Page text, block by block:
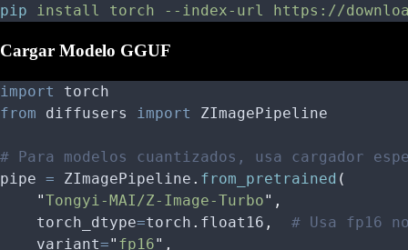
pip install torch --index-url https://
Cargar Modelo GGUF
import
torch
from diffusers import ZImagePipeline
# Para modelos cuantizados, usa cargador
pipe = ZImagePipeline . from_pretrained (
    "
Tongyi-MAI/Z-Image-Turbo" ,
    torch_dtype
=torch . float16 ,
# Usa fp16
    variant
=" fp16" ,